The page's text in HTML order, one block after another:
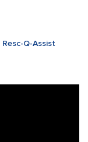
Resc-Q-Assist